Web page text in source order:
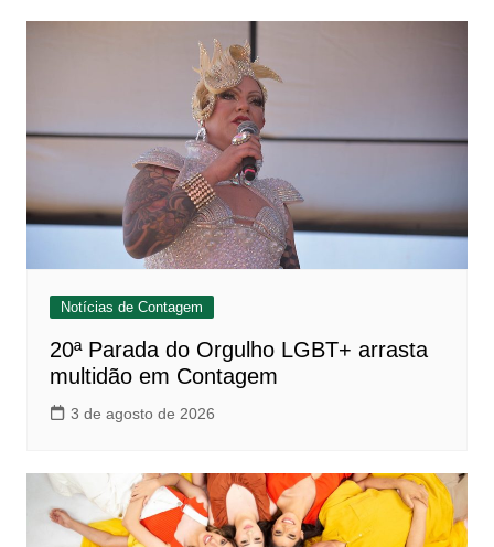
Notícias de Contagem
20ª Parada do Orgulho LGBT+ arrasta
multidão em Contagem
3 de agosto de 2026